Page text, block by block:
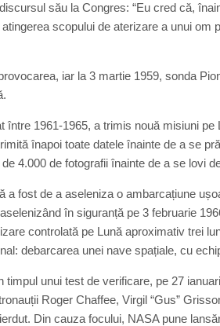
său la Congres: “Eu cred că,
scopului de aterizare a unui om
iar la 3 martie 1959, sonda
între 1961-1965, a trimis nouă misiuni
înapoi toate datele înainte de a se
4.000 de fotografii înainte de a se lovi
a fost de a aseleniza o ambarcațiune
în siguranță pe 3 februarie
controlată pe Lună aproximativ trei
debarcarea unei nave spațiale, cu
unui test de verificare, pe 27
Roger Chaffee, Virgil “Gus”
Din cauza focului, NASA pune